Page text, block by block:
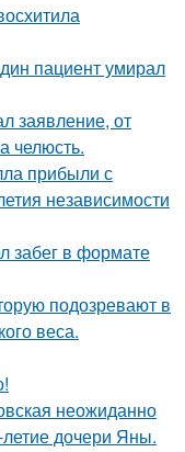
пациент умирал
заявление, от
челюсть.
прибыли с
независимости
забег в формате
подозревают в
веса.
неожиданно
летие дочери Яны.